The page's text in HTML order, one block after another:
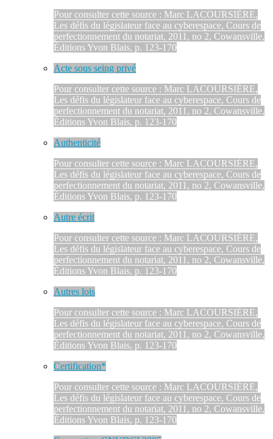
Pour consulter cette source : Marc LACOURSIÈRE,
Les défis du législateur face au cyberespace, Cours de
perfectionnement du notariat, 2011, no 2, Cowansville,
Éditions Yvon Blais, p. 123-170
Acte sous seing privé
Pour consulter cette source : Marc LACOURSIÈRE,
Les défis du législateur face au cyberespace, Cours de
perfectionnement du notariat, 2011, no 2, Cowansville,
Éditions Yvon Blais, p. 123-170
Authenticité
Pour consulter cette source : Marc LACOURSIÈRE,
Les défis du législateur face au cyberespace, Cours de
perfectionnement du notariat, 2011, no 2, Cowansville,
Éditions Yvon Blais, p. 123-170
Autre écrit
Pour consulter cette source : Marc LACOURSIÈRE,
Les défis du législateur face au cyberespace, Cours de
perfectionnement du notariat, 2011, no 2, Cowansville,
Éditions Yvon Blais, p. 123-170
Autres lois
Pour consulter cette source : Marc LACOURSIÈRE,
Les défis du législateur face au cyberespace, Cours de
perfectionnement du notariat, 2011, no 2, Cowansville,
Éditions Yvon Blais, p. 123-170
Certification*
Pour consulter cette source : Marc LACOURSIÈRE,
Les défis du législateur face au cyberespace, Cours de
perfectionnement du notariat, 2011, no 2, Cowansville,
Éditions Yvon Blais, p. 123-170